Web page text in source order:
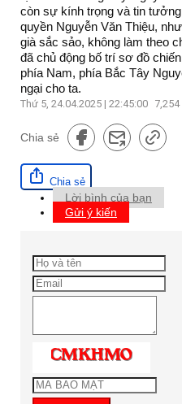
còn sự kính trọng và tin
quyền Nguyễn Văn Thiệu,
già sắc sảo, không làm theo
đã chủ động bố trí sơ đồ
phía Nam, phía Bắc Tây
ngại cho ta.
Thứ 5, 24.04.2025 | 22:45:00 7,254
Chia sẻ
Chia sẻ
Lời bình của bạn
Gửi ý kiến